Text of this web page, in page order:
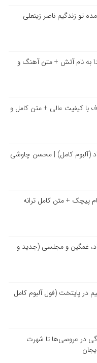
تو زندگیم ناصر زینعلی
به نام آتش + متن آهنگ و
با کیفیت عالی + متن کامل و
(آلبوم کامل) | محسن چاوشی
پیچک + متن کامل ترانه
غمگین و مجلسی (جدید و
در پایتخت (فول آلبوم کامل
در عروسی‌ها تا شهرت